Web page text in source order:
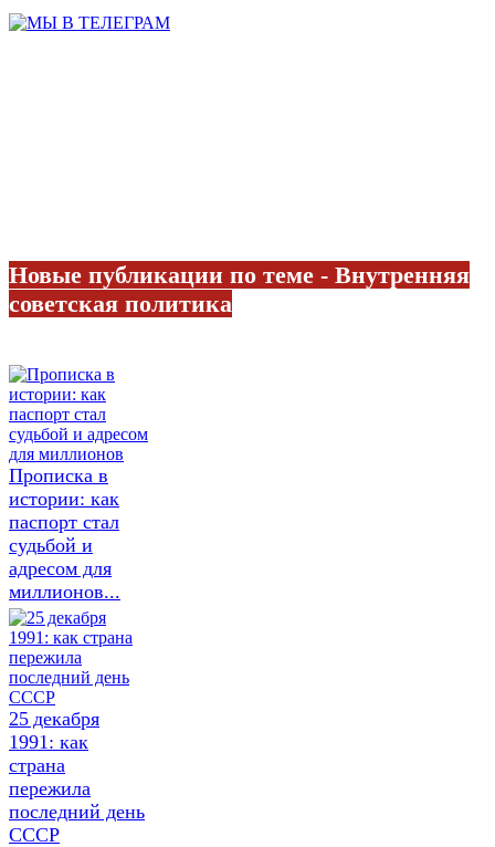
Новые публикации по теме - Внутренняя
советская политика
Прописка в
истории: как
паспорт стал
судьбой и
адресом для
миллионов...
25 декабря
1991: как
страна
пережила
последний день
СССР